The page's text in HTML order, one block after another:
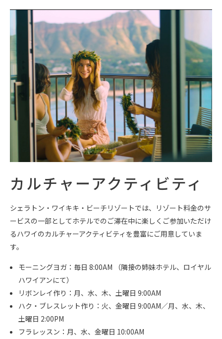
カルチャーアクティビティ
シェラトン・ワイキキ・ビーチリゾートでは、リゾート料金のサ
ービスの一部としてホテルでのご滞在中に楽しくご参加いただけ
るハワイのカルチャーアクティビティを豊富にご用意していま
す。
モーニングヨガ：毎日 8:00AM （隣接の姉妹ホテル、ロイヤル
ハワイアンにて）
リボンレイ作り：月、水、木、土曜日 9:00AM
ハク・ブレスレット作り：火、金曜日 9:00AM／月、水、木、
土曜日 2:00PM
フラレッスン：月、水、金曜日 10:00AM